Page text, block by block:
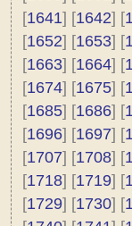
[1641] [1642] [
[1652] [1653] [
[1663] [1664] [
[1674] [1675] [
[1685] [1686] [
[1696] [1697] [
[1707] [1708] [
[1718] [1719] [
[1729] [1730] [